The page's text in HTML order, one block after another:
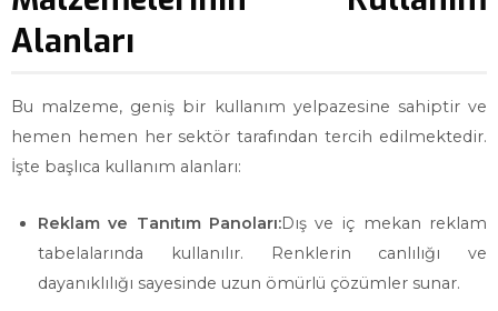
Alanları
Bu malzeme, geniş bir kullanım yelpazesine sahiptir ve
hemen hemen her sektör tarafından tercih edilmektedir.
İşte başlıca kullanım alanları:
Reklam ve Tanıtım Panoları:Dış ve iç mekan reklam
tabelalarında kullanılır. Renklerin canlılığı ve
dayanıklılığı sayesinde uzun ömürlü çözümler sunar.